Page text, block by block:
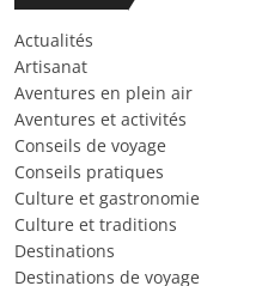
Actualités
Artisanat
Aventures en plein air
Aventures et activités
Conseils de voyage
Conseils pratiques
Culture et gastronomie
Culture et traditions
Destinations
Destinations de voyage